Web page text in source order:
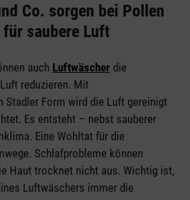
Co. sorgen bei Pollen
saubere Luft
auch Luftwäscher die
reduzieren. Mit
Stadler Form wird die Luft gereinigt
Es entsteht – nebst sauberer
Eine Wohltat für die
Schlafprobleme können
Haut trocknet nicht aus. Wichtig ist,
Luftwäschers immer die